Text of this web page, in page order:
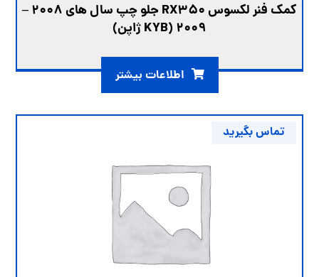
کمک فنر لکسوس RX350 جلو چپ سال های 2008 –
2009 (KYB ژاپن)
اطلاعات بیشتر
تماس بگیرید